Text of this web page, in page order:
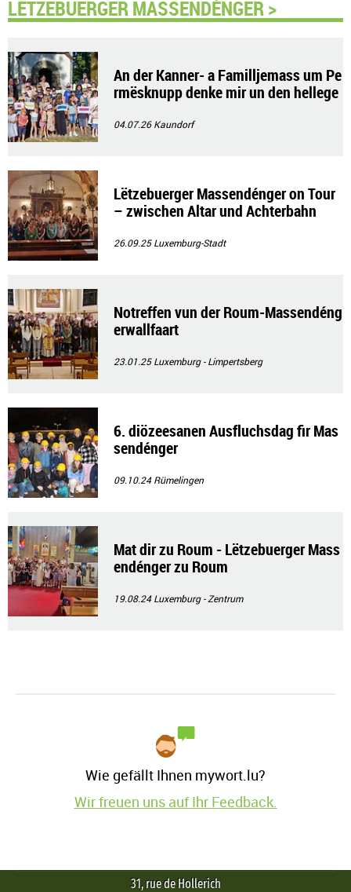
LËTZEBUERGER MASSENDÉNGER >
An der Kanner- a Familljemass um Pe
rmësknupp denke mir un den hellege
04.07.26Kaundorf
Lëtzebuerger Massendénger on Tour
– zwischen Altar und Achterbahn
26.09.25Luxemburg-Stadt
Notreffen vun der Roum-Massendéng
erwallfaart
23.01.25Luxemburg - Limpertsberg
6. diözeesanen Ausfluchsdag fir Mas
sendénger
09.10.24Rümelingen
Mat dir zu Roum - Lëtzebuerger Mass
endénger zu Roum
19.08.24Luxemburg - Zentrum
Wie gefällt Ihnen mywort.lu?
Wir freuen uns auf Ihr Feedback.
31, rue de Hollerich